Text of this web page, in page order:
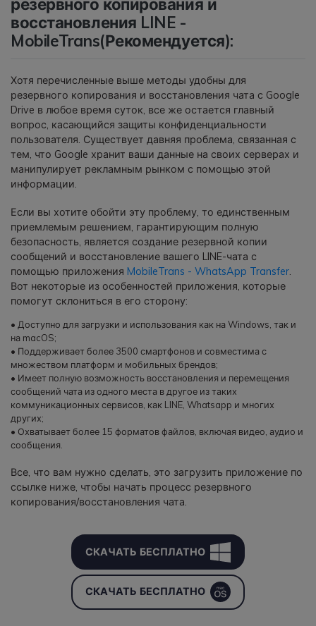
восстановления LINE -
MobileTrans(Рекомендуется):
Хотя перечисленные выше методы удобны для
резервного копирования и восстановления чата с Google
Drive в любое время суток, все же остается главный
вопрос, касающийся защиты конфиденциальности
пользователя. Существует давняя проблема, связанная с
тем, что Google хранит ваши данные на своих серверах и
манипулирует рекламным рынком с помощью этой
информации.
Если вы хотите обойти эту проблему, то единственным
приемлемым решением, гарантирующим полную
безопасность, является создание резервной копии
сообщений и восстановление вашего LINE-чата с
помощью приложения MobileTrans - WhatsApp Transfer.
Вот некоторые из особенностей приложения, которые
помогут склониться в его сторону:
• Доступно для загрузки и использования как на Windows, так и
на macOS;
• Поддерживает более 3500 смартфонов и совместима с
множеством платформ и мобильных брендов;
• Имеет полную возможность восстановления и перемещения
сообщений чата из одного места в другое из таких
коммуникационных сервисов, как LINE, Whatsapp и многих
других;
• Охватывает более 15 форматов файлов, включая видео, аудио и
сообщения.
Все, что вам нужно сделать, это загрузить приложение по
ссылке ниже, чтобы начать процесс резервного
копирования/восстановления чата.
СКАЧАТЬ БЕСПЛАТНО
СКАЧАТЬ БЕСПЛАТНО